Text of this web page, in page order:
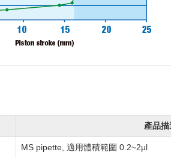
產品描
MS pipette, 適用體積範圍 0.2~2μl